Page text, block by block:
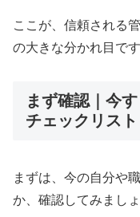
ここが、信頼される
の大きな分かれ目です
まず確認｜今
チェックリスト
まずは、今の自分や
か、確認してみましょ